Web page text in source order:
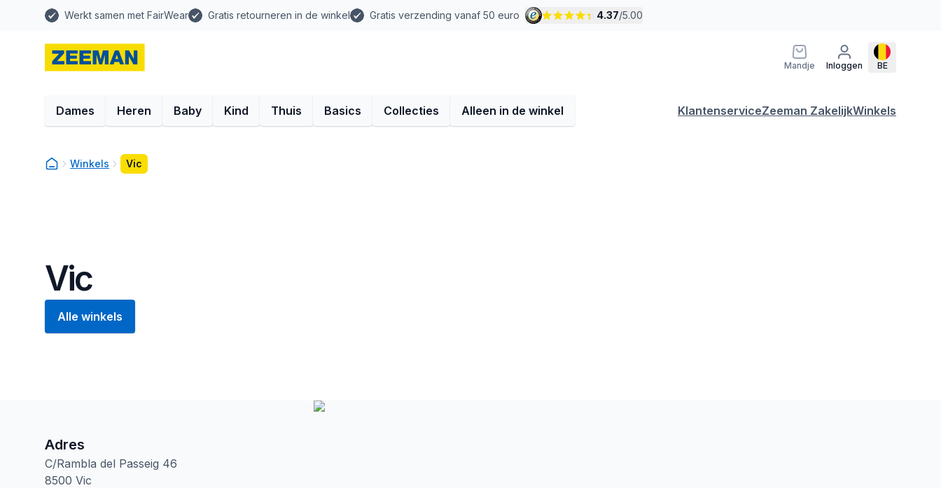
Werkt samen met FairWear Gratis retourneren in de winkel Gratis verzending vanaf 50 euro 4.37/5.00
Mandje Inloggen BE
Dames Heren Baby Kind Thuis Basics Collecties Alleen in de winkel KlantenserviceZeeman ZakelijkWinkels
Winkels Vic
Vic
Alle winkels
Adres
C/Rambla del Passeig 46
8500 Vic